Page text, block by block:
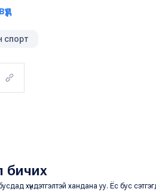
спорт
бичих
хүндэтгэлтэй хандана уу. Ёс бус